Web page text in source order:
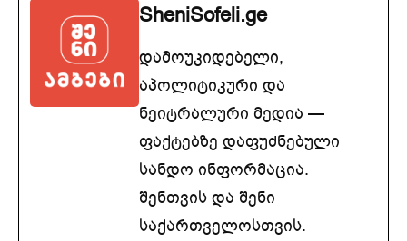
SheniSofeli.ge
დამოუკიდებელი,
აპოლიტიკური და
ნეიტრალური მედია —
ფაქტებზე დაფუძნებული
სანდო ინფორმაცია.
შენთვის და შენი
საქართველოსთვის.